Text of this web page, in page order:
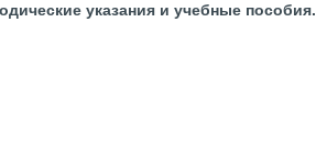
указания и учебные пособия.